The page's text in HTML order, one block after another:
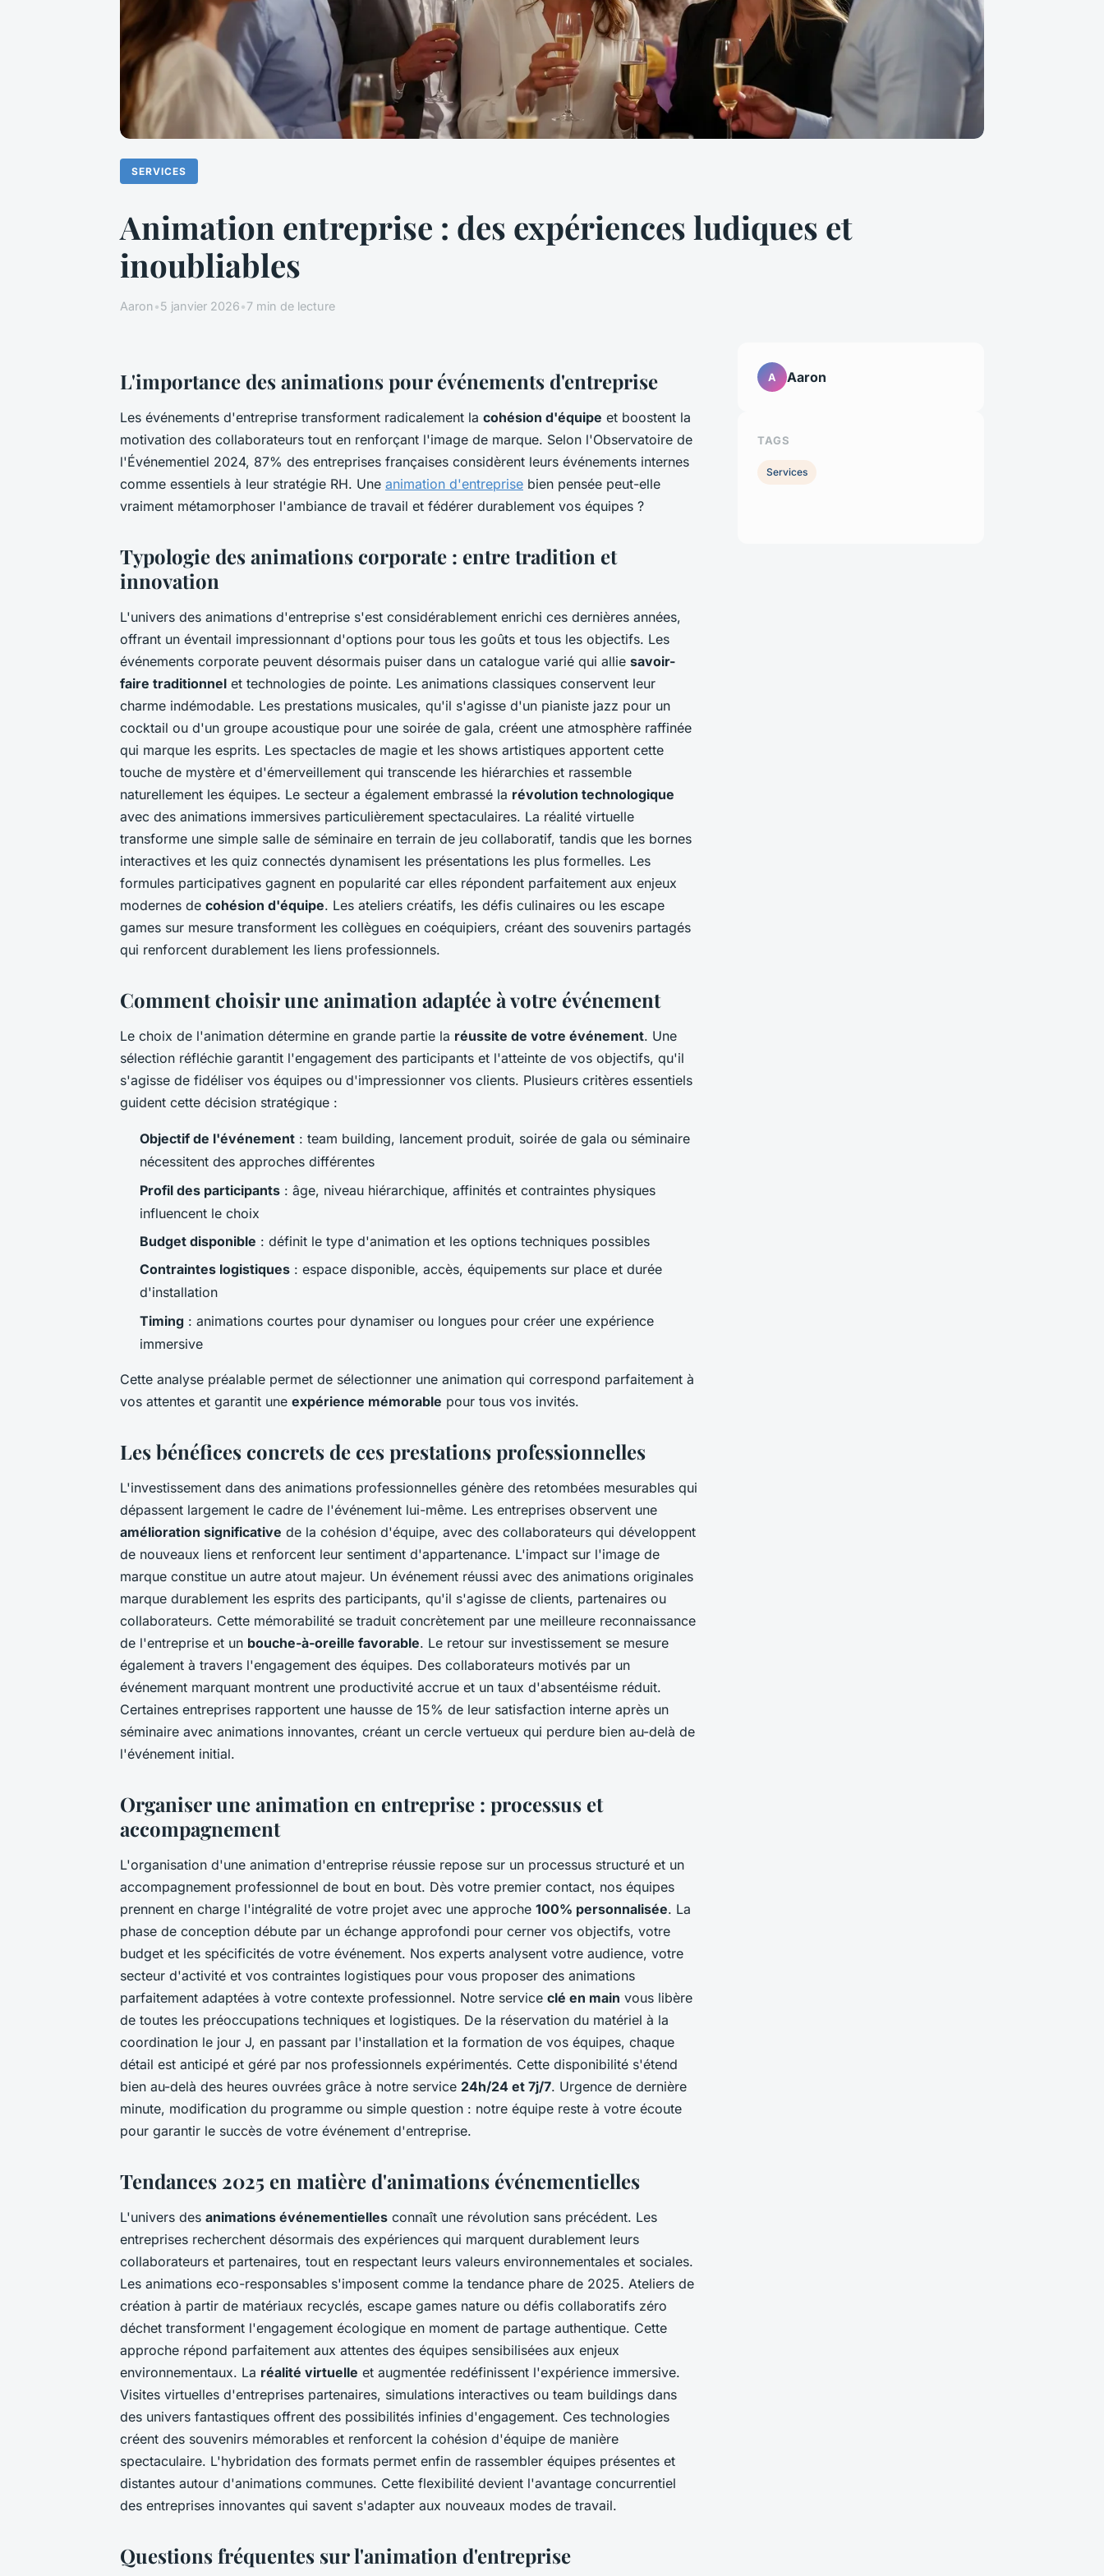
SERVICES
Animation entreprise : des expériences ludiques et
inoubliables
Aaron•5 janvier 2026•7 min de lecture
L'importance des animations pour événements d'entreprise
Les événements d'entreprise transforment radicalement la cohésion d'équipe et boostent la
motivation des collaborateurs tout en renforçant l'image de marque. Selon l'Observatoire de
l'Événementiel 2024, 87% des entreprises françaises considèrent leurs événements internes
comme essentiels à leur stratégie RH. Une animation d'entreprise bien pensée peut-elle
vraiment métamorphoser l'ambiance de travail et fédérer durablement vos équipes ?
Typologie des animations corporate : entre tradition et
innovation
L'univers des animations d'entreprise s'est considérablement enrichi ces dernières années,
offrant un éventail impressionnant d'options pour tous les goûts et tous les objectifs. Les
événements corporate peuvent désormais puiser dans un catalogue varié qui allie savoir-
faire traditionnel et technologies de pointe. Les animations classiques conservent leur
charme indémodable. Les prestations musicales, qu'il s'agisse d'un pianiste jazz pour un
cocktail ou d'un groupe acoustique pour une soirée de gala, créent une atmosphère raffinée
qui marque les esprits. Les spectacles de magie et les shows artistiques apportent cette
touche de mystère et d'émerveillement qui transcende les hiérarchies et rassemble
naturellement les équipes. Le secteur a également embrassé la révolution technologique
avec des animations immersives particulièrement spectaculaires. La réalité virtuelle
transforme une simple salle de séminaire en terrain de jeu collaboratif, tandis que les bornes
interactives et les quiz connectés dynamisent les présentations les plus formelles. Les
formules participatives gagnent en popularité car elles répondent parfaitement aux enjeux
modernes de cohésion d'équipe. Les ateliers créatifs, les défis culinaires ou les escape
games sur mesure transforment les collègues en coéquipiers, créant des souvenirs partagés
qui renforcent durablement les liens professionnels.
Comment choisir une animation adaptée à votre événement
Le choix de l'animation détermine en grande partie la réussite de votre événement. Une
sélection réfléchie garantit l'engagement des participants et l'atteinte de vos objectifs, qu'il
s'agisse de fidéliser vos équipes ou d'impressionner vos clients. Plusieurs critères essentiels
guident cette décision stratégique :
Objectif de l'événement : team building, lancement produit, soirée de gala ou séminaire
nécessitent des approches différentes
Profil des participants : âge, niveau hiérarchique, affinités et contraintes physiques
influencent le choix
Budget disponible : définit le type d'animation et les options techniques possibles
Contraintes logistiques : espace disponible, accès, équipements sur place et durée
d'installation
Timing : animations courtes pour dynamiser ou longues pour créer une expérience
immersive
Cette analyse préalable permet de sélectionner une animation qui correspond parfaitement à
vos attentes et garantit une expérience mémorable pour tous vos invités.
Les bénéfices concrets de ces prestations professionnelles
L'investissement dans des animations professionnelles génère des retombées mesurables qui
dépassent largement le cadre de l'événement lui-même. Les entreprises observent une
amélioration significative de la cohésion d'équipe, avec des collaborateurs qui développent
de nouveaux liens et renforcent leur sentiment d'appartenance. L'impact sur l'image de
marque constitue un autre atout majeur. Un événement réussi avec des animations originales
marque durablement les esprits des participants, qu'il s'agisse de clients, partenaires ou
collaborateurs. Cette mémorabilité se traduit concrètement par une meilleure reconnaissance
de l'entreprise et un bouche-à-oreille favorable. Le retour sur investissement se mesure
également à travers l'engagement des équipes. Des collaborateurs motivés par un
événement marquant montrent une productivité accrue et un taux d'absentéisme réduit.
Certaines entreprises rapportent une hausse de 15% de leur satisfaction interne après un
séminaire avec animations innovantes, créant un cercle vertueux qui perdure bien au-delà de
l'événement initial.
Organiser une animation en entreprise : processus et
accompagnement
L'organisation d'une animation d'entreprise réussie repose sur un processus structuré et un
accompagnement professionnel de bout en bout. Dès votre premier contact, nos équipes
prennent en charge l'intégralité de votre projet avec une approche 100% personnalisée. La
phase de conception débute par un échange approfondi pour cerner vos objectifs, votre
budget et les spécificités de votre événement. Nos experts analysent votre audience, votre
secteur d'activité et vos contraintes logistiques pour vous proposer des animations
parfaitement adaptées à votre contexte professionnel. Notre service clé en main vous libère
de toutes les préoccupations techniques et logistiques. De la réservation du matériel à la
coordination le jour J, en passant par l'installation et la formation de vos équipes, chaque
détail est anticipé et géré par nos professionnels expérimentés. Cette disponibilité s'étend
bien au-delà des heures ouvrées grâce à notre service 24h/24 et 7j/7. Urgence de dernière
minute, modification du programme ou simple question : notre équipe reste à votre écoute
pour garantir le succès de votre événement d'entreprise.
Tendances 2025 en matière d'animations événementielles
L'univers des animations événementielles connaît une révolution sans précédent. Les
entreprises recherchent désormais des expériences qui marquent durablement leurs
collaborateurs et partenaires, tout en respectant leurs valeurs environnementales et sociales.
Les animations eco-responsables s'imposent comme la tendance phare de 2025. Ateliers de
création à partir de matériaux recyclés, escape games nature ou défis collaboratifs zéro
déchet transforment l'engagement écologique en moment de partage authentique. Cette
approche répond parfaitement aux attentes des équipes sensibilisées aux enjeux
environnementaux. La réalité virtuelle et augmentée redéfinissent l'expérience immersive.
Visites virtuelles d'entreprises partenaires, simulations interactives ou team buildings dans
des univers fantastiques offrent des possibilités infinies d'engagement. Ces technologies
créent des souvenirs mémorables et renforcent la cohésion d'équipe de manière
spectaculaire. L'hybridation des formats permet enfin de rassembler équipes présentes et
distantes autour d'animations communes. Cette flexibilité devient l'avantage concurrentiel
des entreprises innovantes qui savent s'adapter aux nouveaux modes de travail.
Questions fréquentes sur l'animation d'entreprise
A Aaron
TAGS
Services